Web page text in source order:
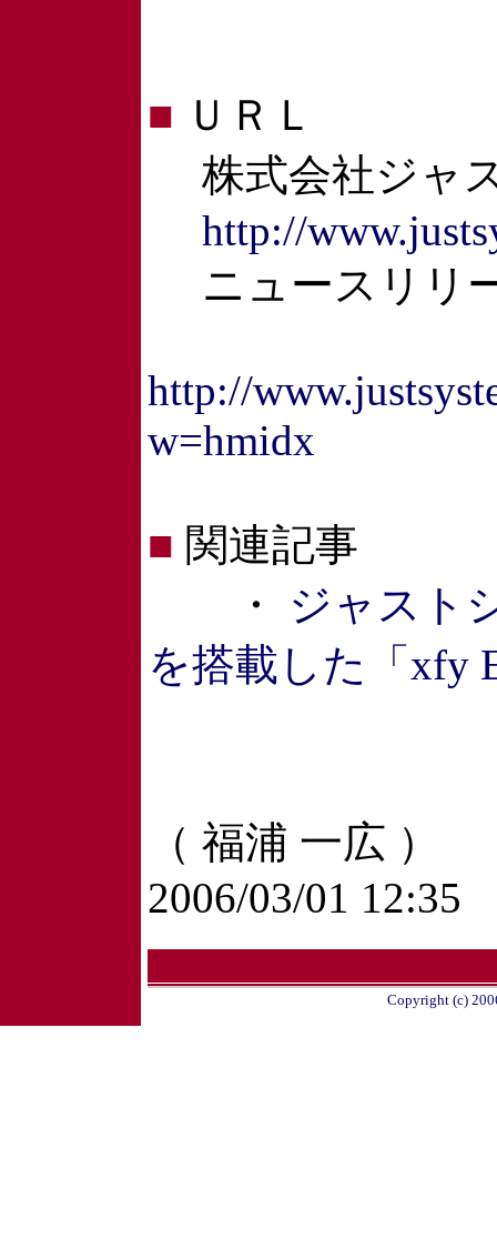
■ ＵＲＬ
株式会社ジャ
http://
ニュースリリ
http://
w=hmidx
■ 関連記事
・ ジャスト
を搭載した「xfy
（ 福浦 一広 ）
2006/03/01 12:35
Copyright (c)